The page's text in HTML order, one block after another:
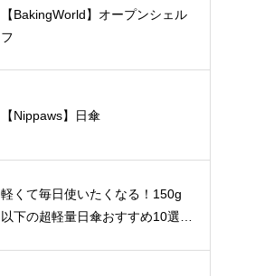
【BakingWorld】オープンシェル
フ
【Nippaws】日傘
軽くて毎日使いたくなる！150g
以下の超軽量日傘おすすめ10選